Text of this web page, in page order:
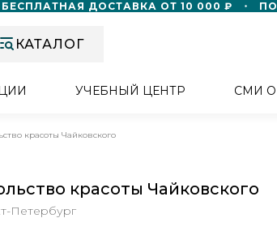
ДОСТАВКА ОТ 10 000 ₽
КАТАЛОГ
УЧЕБНЫЙ ЦЕНТР СМИ
красоты Чайковского
красоты Чайковского
Петербург